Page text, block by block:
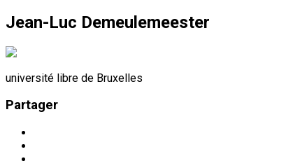
Jean-Luc Demeulemeester
université libre de Bruxelles
Partager